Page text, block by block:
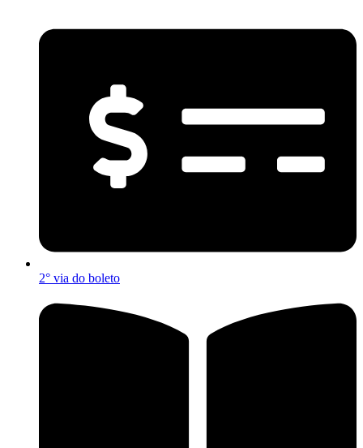
2° via do boleto